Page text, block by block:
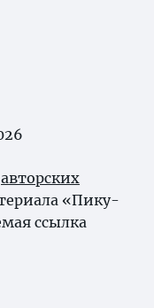
авторских
«Пику-
ссылка